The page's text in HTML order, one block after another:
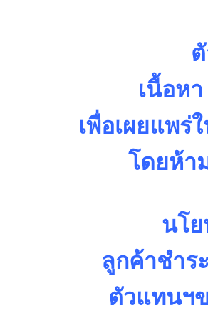
เนื้อห
เพื่อเผยแพ
โดยห้า
นโ
ลูกค้าชำร
ตัวแทนฯ